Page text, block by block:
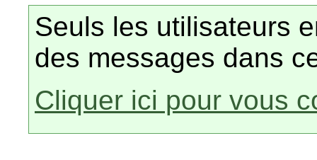
Seuls les utilisateurs
des messages dans
Cliquer ici pour vous